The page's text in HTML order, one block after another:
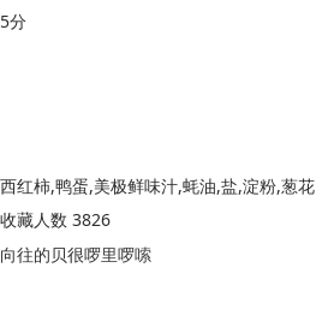
5分
西红柿,鸭蛋,美极鲜味汁,蚝油,盐,淀粉,葱花
收藏人数 3826
向往的贝很啰里啰嗦